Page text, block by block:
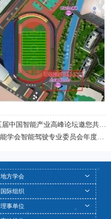
上一篇：智领鹏城 业启新章 第十五届中国智能产业高峰论坛邀您共赴深圳之约
下一篇：2026CIDrive暨中国人工智能学会智能驾驶专业委员会年度大会将在京举办
地方学会
国际组织
理事单位